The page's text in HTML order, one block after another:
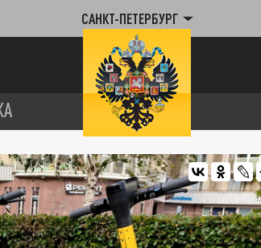
САНКТ-ПЕТЕРБУРГ